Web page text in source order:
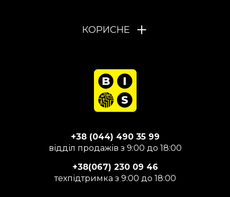
КОРИСНЕ
+38 (044) 490 35 99
відділ продажів з 9:00 до 18:00
+38(067) 230 09 46
техпідтримка з 9:00 до 18:00